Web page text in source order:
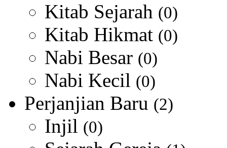
Kitab Sejarah (0)
Kitab Hikmat (0)
Nabi Besar (0)
Nabi Kecil (0)
Perjanjian Baru (2)
Injil (0)